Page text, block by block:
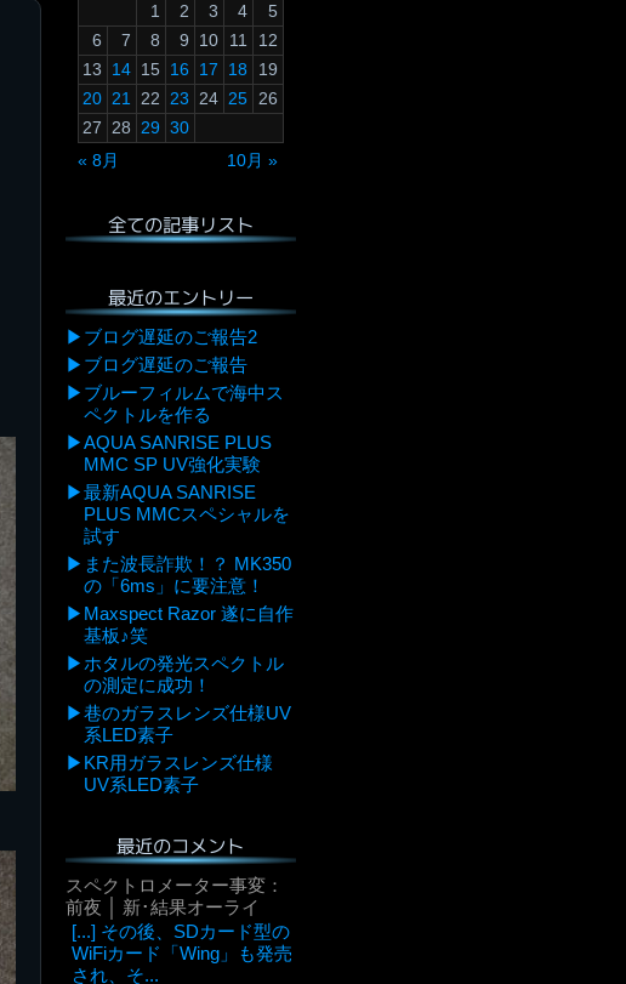
« 8月 10月 »
1 2 3 4
5
6
7 8 9 10 11
12
13
14 15 16 17 18
19
20 21 22 23 24 25
26
27
28 29 30
全ての記事リスト
最近のエントリー
ブログ遅延のご報告2
ブログ遅延のご報告
ブルーフィルムで海中ス
ペクトルを作る
AQUA SANRISE PLUS
MMC SP UV強化実験
最新AQUA SANRISE
PLUS MMCスペシャルを
試す
また波長詐欺！？ MK350
の「6ms」に要注意！
Maxspect Razor 遂に自作
基板♪笑
ホタルの発光スペクトル
の測定に成功！
巷のガラスレンズ仕様UV
系LED素子
KR用ガラスレンズ仕様
UV系LED素子
最近のコメント
スペクトロメーター事変：
前夜 │ 新･結果オーライ
[...] その後、SDカード型の
WiFiカード「Wing」も発売
され、そ...